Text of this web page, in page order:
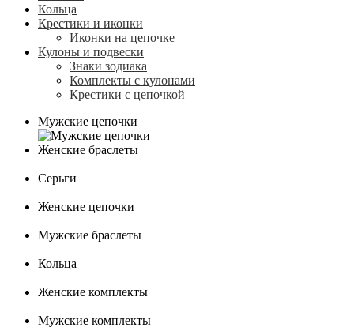
Кольца
Крестики и иконки
Иконки на цепочке
Кулоны и подвески
Знаки зодиака
Комплекты с кулонами
Крестики с цепочкой
Мужские цепочки
Женские браслеты
Серьги
Женские цепочки
Мужские браслеты
Кольца
Женские комплекты
Мужские комплекты